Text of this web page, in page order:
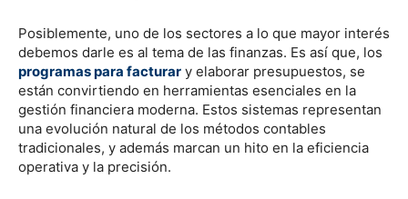
Posiblemente, uno de los sectores a lo que mayor interés
debemos darle es al tema de las finanzas. Es así que, los
programas para facturar y elaborar presupuestos, se
están convirtiendo en herramientas esenciales en la
gestión financiera moderna. Estos sistemas representan
una evolución natural de los métodos contables
tradicionales, y además marcan un hito en la eficiencia
operativa y la precisión.